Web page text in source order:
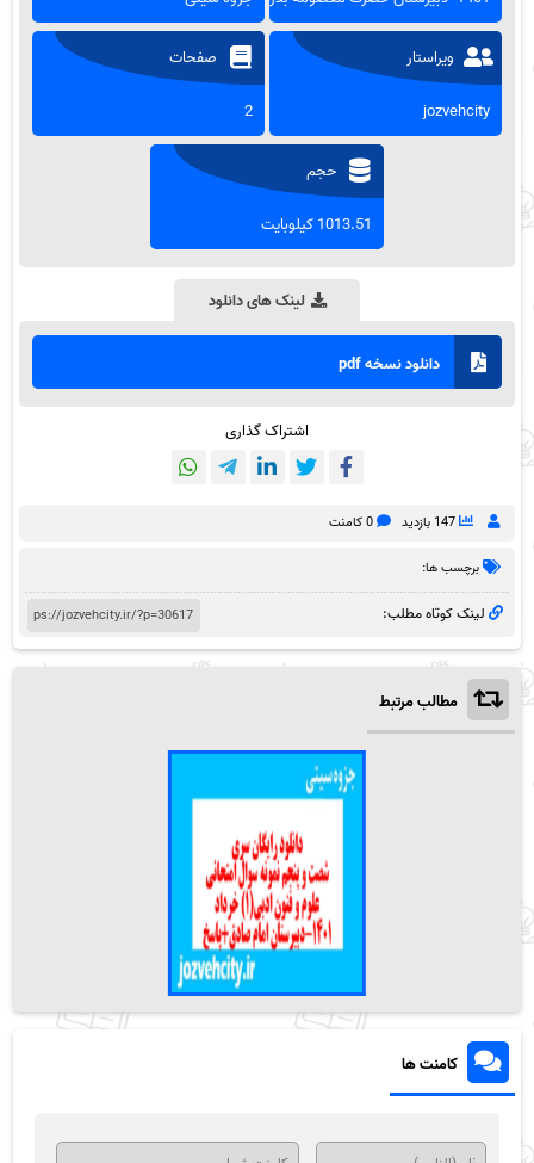
ویراستار
jozvehcity
صفحات
2
حجم
1013.51 کیلوبایت
لینک های دانلود
دانلود نسخه pdf
اشتراک گذاری
147 بازدید 0 کامنت
برچسب ها:
لینک کوتاه مطلب:
مطالب مرتبط
کامنت ها